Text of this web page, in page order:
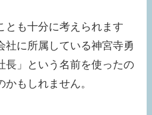
とも十分に考えられます
社に所属している神宮寺勇
長」という名前を使ったの
もしれません。